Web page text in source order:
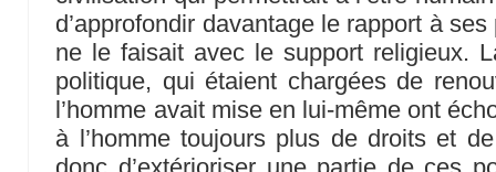
d’approfondir davantage le rapport à
ne le faisait avec le support religieux.
politique, qui étaient chargées de
l’homme avait mise en lui-même ont
à l’homme toujours plus de droits et